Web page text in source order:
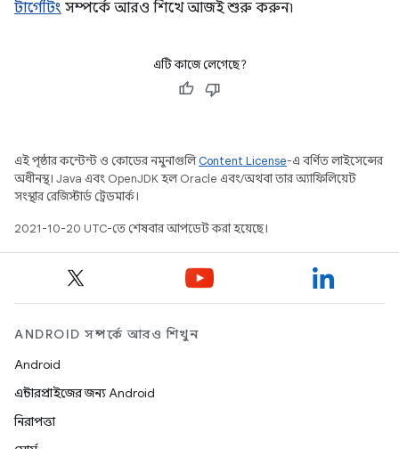
টার্গেটিং সম্পর্কে আরও শিখে আজই শুরু করুন৷
এটি কাজে লেগেছে?
এই পৃষ্ঠার কন্টেন্ট ও কোডের নমুনাগুলিContent License-এ বর্ণিত লাইসেন্সের
অধীনস্থ। Java এবং OpenJDK হল Oracle এবং/অথবা তার অ্যাফিলিয়েট
সংস্থার রেজিস্টার্ড ট্রেডমার্ক।
2021-10-20 UTC-তে শেষবার আপডেট করা হয়েছে।
ANDROID সম্পর্কে আরও শিখুন
Android
এন্টারপ্রাইজের জন্য Android
নিরাপত্তা